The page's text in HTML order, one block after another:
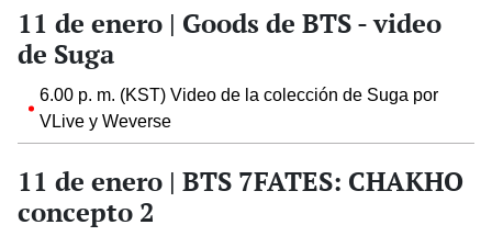
11 de enero | Goods de BTS - video
de Suga
6.00 p. m. (KST) Video de la colección de Suga por
VLive y Weverse
11 de enero | BTS 7FATES: CHAKHO
concepto 2